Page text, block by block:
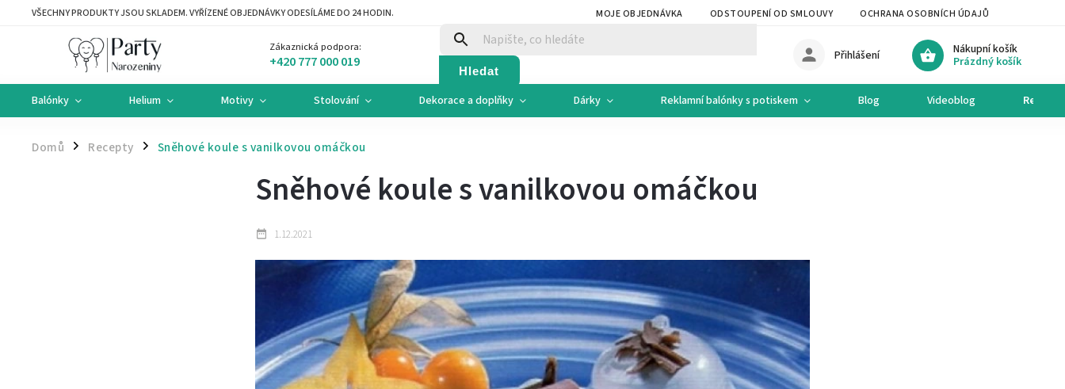
VŠECHNY PRODUKTY JSOU SKLADEM. VYŘÍZENÉ OBJEDNÁVKY ODESÍLÁME DO 24 HODIN. MOJE OBJEDNÁVKA ODSTOUPENÍ OD SMLOUVY OCHRANA OSOBNÍCH ÚDAJŮ
Zákaznická podpora:
+420 777 000 019 Hledat
Nákupní košík
Prázdný košík
Přihlášení
Balónky Helium Motivy Stolování Dekorace a doplňky Dárky Reklamní balónky s potiskem Blog Videoblog Recepty
Domů / Recepty / Sněhové koule s vanilkovou omáčkou
Sněhové koule s vanilkovou omáčkou
1.12.2021